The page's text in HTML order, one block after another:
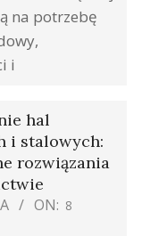
na potrzebę
i
hal
i stalowych:
rozwiązania
ON: 8